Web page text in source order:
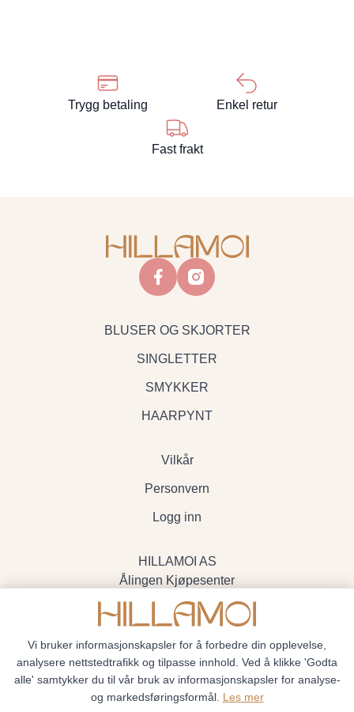
Trygg betaling Enkel retur
Fast frakt
facebookinstagram
BLUSER OG SKJORTER
SINGLETTER
SMYKKER
HAARPYNT
Vilkår
Personvern
Logg inn
HILLAMOI AS
Ålingen Kjøpesenter
Myrenvegen 19, 3570 Ål
- Org.nr. 928705234
Vi bruker informasjonskapsler for å forbedre din opplevelse,
analysere nettstedtrafikk og tilpasse innhold. Ved å klikke 'Godta
alle' samtykker du til vår bruk av informasjonskapsler for analyse-
og markedsføringsformål. Les mer